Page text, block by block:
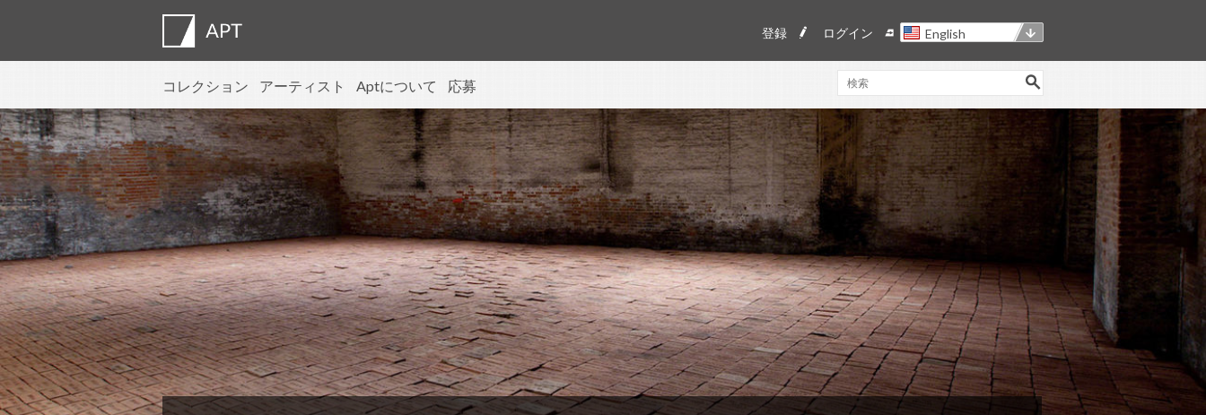
English
ログイン
登録
コレクション アーティスト
プロフィール
展覧会
応募
Aptについて
Artist pension trust
よくある質問
アドバイザリーメンバー
APT Institute
プレスルーム
Regional directors
お問い合わせ
応募